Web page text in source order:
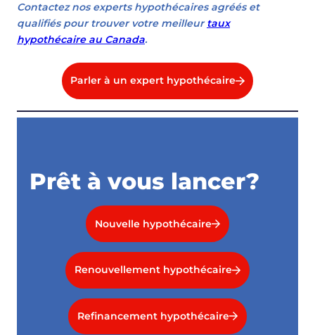
Contactez nos experts hypothécaires agréés et
qualifiés pour trouver votre meilleurtaux
hypothécaire au Canada.
Parler à un expert hypothécaire
Prêt à vous lancer?
Nouvelle hypothécaire
Renouvellement hypothécaire
Refinancement hypothécaire